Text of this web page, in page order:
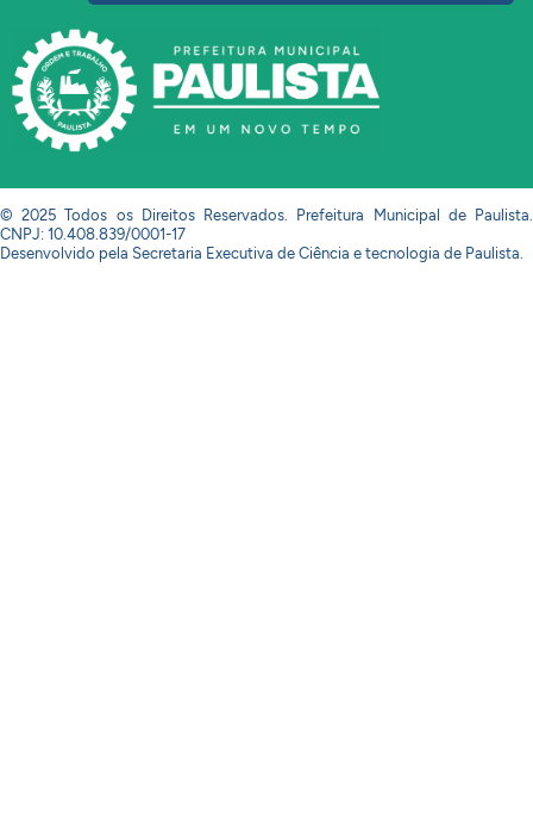
© 2025 Todos os Direitos Reservados. Prefeitura Municipal de Paulista.
CNPJ: 10.408.839/0001-17
Desenvolvido pela Secretaria Executiva de Ciência e tecnologia de Paulista.